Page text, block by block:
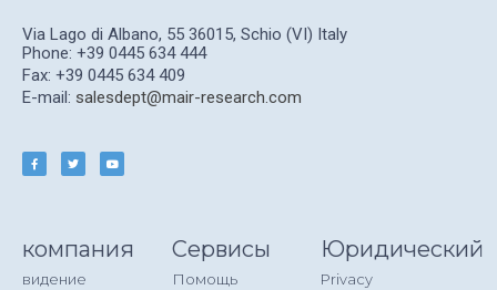
Via Lago di Albano, 55 36015, Schio (VI) Italy
Phone: +39 0445 634 444
Fax: +39 0445 634 409
E-mail: salesdept@mair-research.com
компания
видение
Сервисы
Помощь
Юридический
Privacy